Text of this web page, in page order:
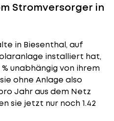
Stromversorger in
in Biesenthal, auf
installiert hat,
unabhängig von ihrem
ohne Anlage also
Jahr aus dem Netz
sie jetzt nur noch 1.42